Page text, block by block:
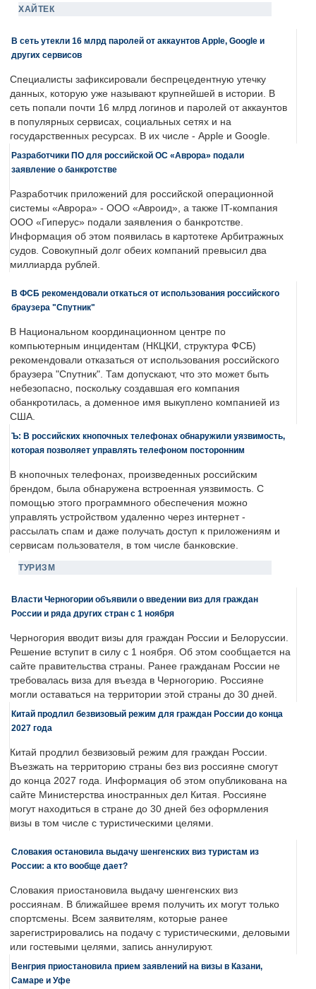
ХАЙТЕК
В сеть утекли 16 млрд паролей от аккаунтов Apple, Google и
других сервисов
Специалисты зафиксировали беспрецедентную утечку
данных, которую уже называют крупнейшей в истории. В
сеть попали почти 16 млрд логинов и паролей от аккаунтов
в популярных сервисах, социальных сетях и на
государственных ресурсах. В их числе - Apple и Google.
Разработчики ПО для российской ОС «Аврора» подали
заявление о банкротстве
Разработчик приложений для российской операционной
системы «Аврора» - ООО «Авроид», а также IT-компания
ООО «Гиперус» подали заявления о банкротстве.
Информация об этом появилась в картотеке Арбитражных
судов. Совокупный долг обеих компаний превысил два
миллиарда рублей.
В ФСБ рекомендовали откаться от использования российского
браузера "Спутник"
В Национальном координационном центре по
компьютерным инцидентам (НКЦКИ, структура ФСБ)
рекомендовали отказаться от использования российского
браузера "Спутник". Там допускают, что это может быть
небезопасно, поскольку создавшая его компания
обанкротилась, а доменное имя выкуплено компанией из
США.
Ъ: В российских кнопочных телефонах обнаружили уязвимость,
которая позволяет управлять телефоном посторонним
В кнопочных телефонах, произведенных российским
брендом, была обнаружена встроенная уязвимость. С
помощью этого программного обеспечения можно
управлять устройством удаленно через интернет -
рассылать спам и даже получать доступ к приложениям и
сервисам пользователя, в том числе банковские.
ТУРИЗМ
Власти Черногории объявили о введении виз для граждан
России и ряда других стран с 1 ноября
Черногория вводит визы для граждан России и Белоруссии.
Решение вступит в силу с 1 ноября. Об этом сообщается на
сайте правительства страны. Ранее гражданам России не
требовалась виза для въезда в Черногорию. Россияне
могли оставаться на территории этой страны до 30 дней.
Китай продлил безвизовый режим для граждан России до конца
2027 года
Китай продлил безвизовый режим для граждан России.
Въезжать на территорию страны без виз россияне смогут
до конца 2027 года. Информация об этом опубликована на
сайте Министерства иностранных дел Китая. Россияне
могут находиться в стране до 30 дней без оформления
визы в том числе с туристическими целями.
Словакия остановила выдачу шенгенских виз туристам из
России: а кто вообще дает?
Словакия приостановила выдачу шенгенских виз
россиянам. В ближайшее время получить их могут только
спортсмены. Всем заявителям, которые ранее
зарегистрировались на подачу с туристическими, деловыми
или гостевыми целями, запись аннулируют.
Венгрия приостановила прием заявлений на визы в Казани,
Самаре и Уфе